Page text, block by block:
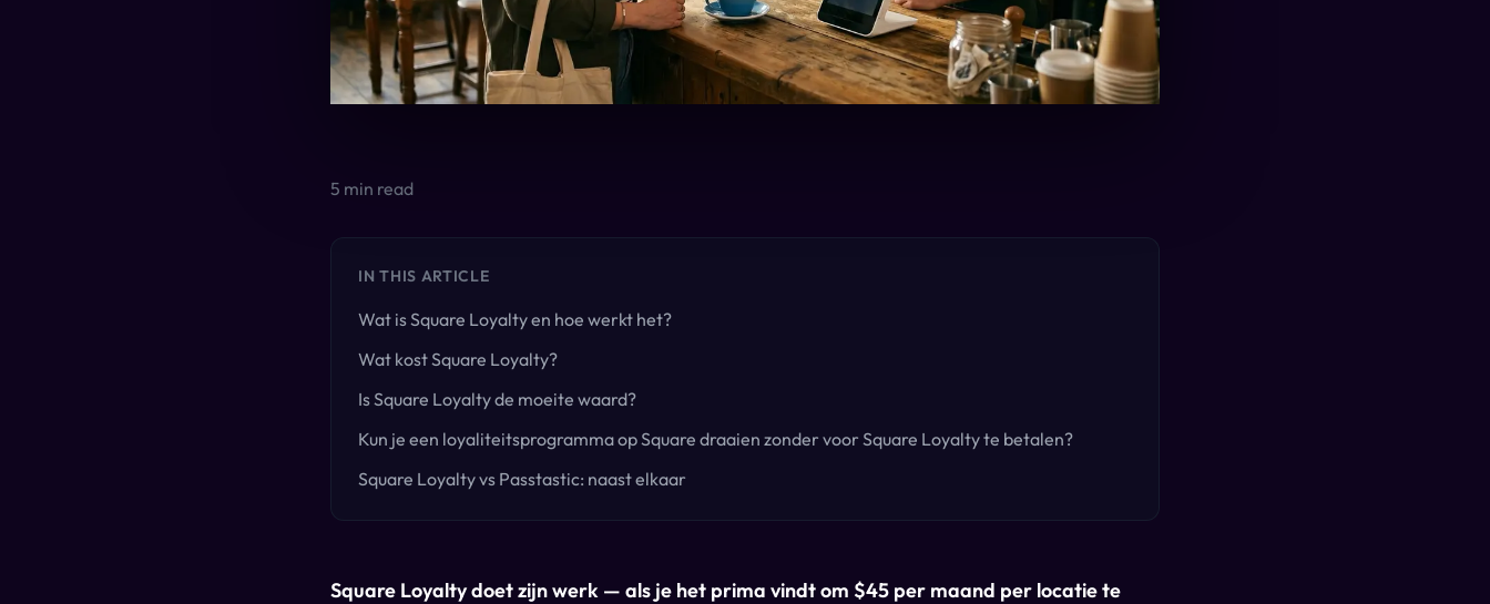
5 min read
IN THIS ARTICLE
Wat is Square Loyalty en hoe werkt het?
Wat kost Square Loyalty?
Is Square Loyalty de moeite waard?
Kun je een loyaliteitsprogramma op Square draaien zonder voor Square Loyalty te betalen?
Square Loyalty vs Passtastic: naast elkaar
Square Loyalty doet zijn werk — als je het prima vindt om $45 per maand per locatie te